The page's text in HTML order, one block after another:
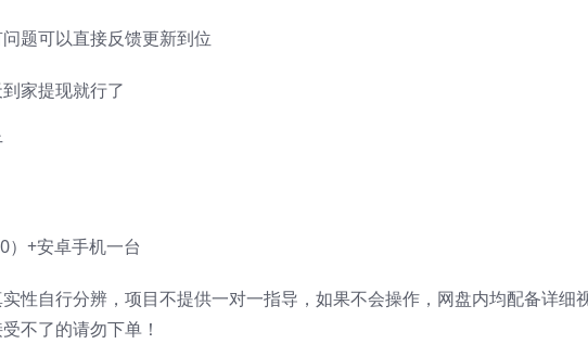
题可以直接反馈更新到位
家提现就行了
）+安卓手机一台
性自行分辨，项目不提供一对一指导，如果不会操作，网盘内均配备详细
不了的请勿下单！